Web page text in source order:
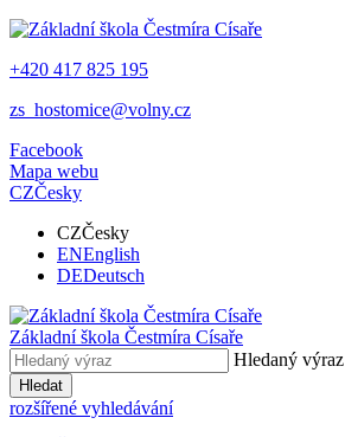
+420 417 825 195
zs_hostomice@volny.cz
Facebook
Mapa webu
CZČesky
CZČesky
ENEnglish
DEDeutsch
Základní škola Čestmíra Císaře
Hledaný výraz
Hledat
rozšířené vyhledávání